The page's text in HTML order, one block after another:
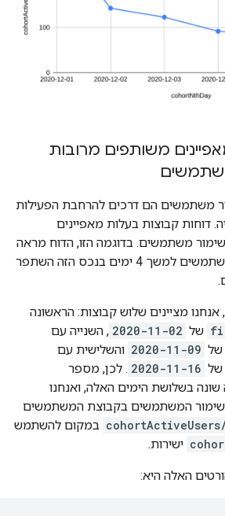
משותפים מרובות
משתמשים הם דרכים להרחבת הפעילות
דוחות קבוצות בעלות מאפיינים
משתמשים. בדוגמה הזו, הדוח מראה
שהשיעור של שימור המשתמשים למשך 4 ימים בנכס הזה השתפר
אנחנו מציינים שלוש קבוצות: הראשונה
של 2020-11-02 , השנייה עם
של 2020-11-09 והשלישית עם
של 2020-11-16 . לכן, מספר
בשלושת הימים האלה, ואנחנו
שימור המשתמשים בקבוצת המשתמשים
במקום להשתמש
ישירות.
האלה היא: